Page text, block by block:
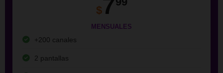
$7
MENSUALES
+200 canales
2 pantallas